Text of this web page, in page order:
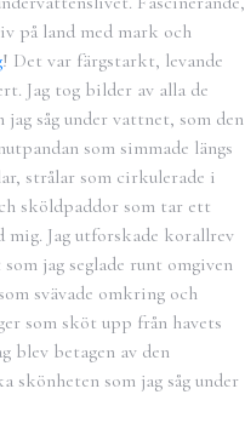
på land med mark och
! Det var färgstarkt, levande
Jag tog bilder av alla de
jag såg under vattnet, som den
som simmade längs
strålar som cirkulerade i
sköldpaddor som tar ett
mig. Jag utforskade korallrev
jag seglade runt omgiven
svävade omkring och
som sköt upp från havets
blev betagen av den
skönheten som jag såg under